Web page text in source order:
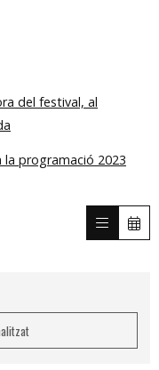
del festival, al
programació 2023